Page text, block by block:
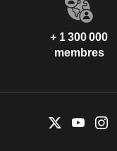
+ 1 300 000
membres